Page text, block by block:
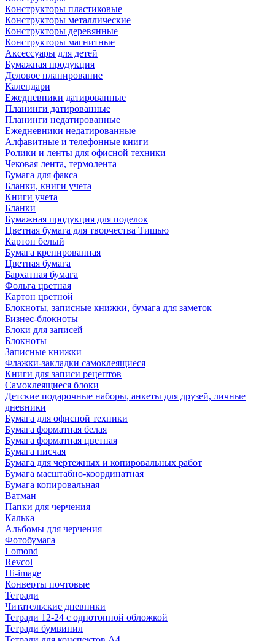
Конструкторы пластиковые
Конструкторы металлические
Конструкторы деревянные
Конструкторы магнитные
Аксессуары для детей
Бумажная продукция
Деловое планирование
Календари
Ежедневники датированные
Планинги датированные
Планинги недатированные
Ежедневники недатированные
Алфавитные и телефонные книги
Ролики и ленты для офисной техники
Чековая лента, термолента
Бумага для факса
Бланки, книги учета
Книги учета
Бланки
Бумажная продукция для поделок
Цветная бумага для творчества Тишью
Картон белый
Бумага крепированная
Цветная бумага
Бархатная бумага
Фольга цветная
Картон цветной
Блокноты, записные книжки, бумага для заметок
Бизнес-блокноты
Блоки для записей
Блокноты
Записные книжки
Флажки-закладки самоклеящиеся
Книги для записи рецептов
Самоклеящиеся блоки
Детские подарочные наборы, анкеты для друзей, личные
дневники
Бумага для офисной техники
Бумага форматная белая
Бумага форматная цветная
Бумага писчая
Бумага для чертежных и копировальных работ
Бумага масштабно-координатная
Бумага копировальная
Ватман
Папки для черчения
Калька
Альбомы для черчения
Фотобумага
Lomond
Revcol
Hi-image
Конверты почтовые
Тетради
Читательские дневники
Тетради 12-24 с однотонной обложкой
Тетради бумвинил